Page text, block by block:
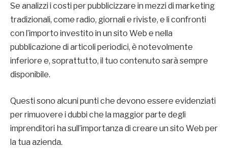
Se analizzi i costi per pubblicizzare in mezzi di marketing
tradizionali, come radio, giornali e riviste, e li confronti
con l’importo investito in un sito Web e nella
pubblicazione di articoli periodici, è notevolmente
inferiore e, soprattutto, il tuo contenuto sarà sempre
disponibile.
Questi sono alcuni punti che devono essere evidenziati
per rimuovere i dubbi che la maggior parte degli
imprenditori ha sull’importanza di creare un sito Web per
la tua azienda.